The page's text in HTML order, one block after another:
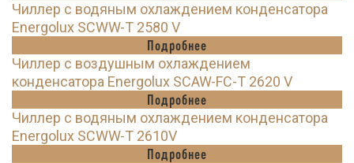
Чиллер с водяным охлаждением конденсатора
Energolux SCWW-T 2580 V
Подробнее
Чиллер с воздушным охлаждением
конденсатора Energolux SCAW-FC-T 2620 V
Подробнее
Чиллер с водяным охлаждением конденсатора
Energolux SCWW-T 2610V
Подробнее